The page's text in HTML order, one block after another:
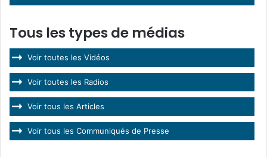
Tous les types de médias
Voir toutes les Vidéos
Voir toutes les Radios
Voir tous les Articles
Voir tous les Communiqués de Presse